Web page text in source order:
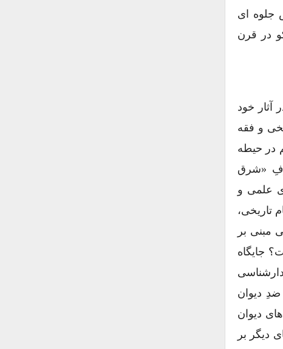
جلوه ‌ای
در قرن
آثار خود
و فقه
در حیطه
«شرق
علمی و
تاریخی،
مبنی بر
جایگاه
ضدِ دیوان
دیوان
دیگر بر